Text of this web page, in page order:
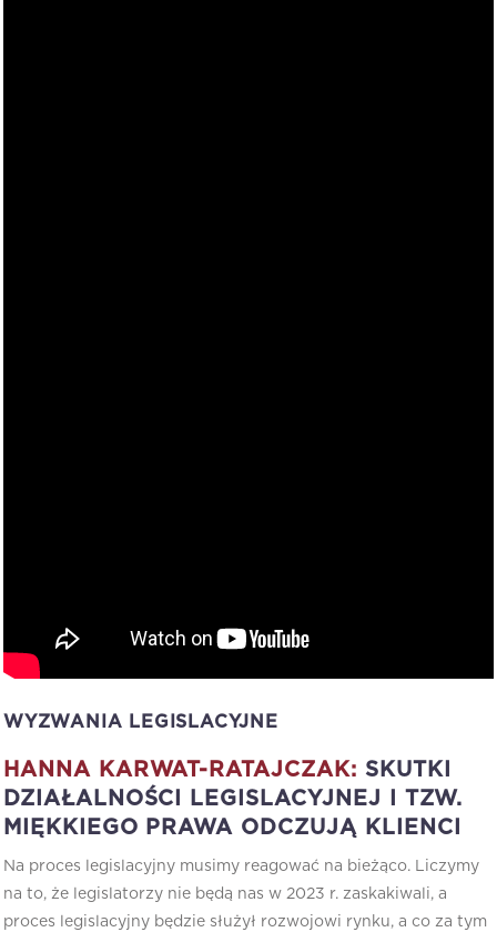
WYZWANIA LEGISLACYJNE
HANNA KARWAT-RATAJCZAK: SKUTKI
DZIAŁALNOŚCI LEGISLACYJNEJ I TZW.
MIĘKKIEGO PRAWA ODCZUJĄ KLIENCI
Na proces legislacyjny musimy reagować na bieżąco. Liczymy
na to, że legislatorzy nie będą nas w 2023 r. zaskakiwali, a
proces legislacyjny będzie służył rozwojowi rynku, a co za tym